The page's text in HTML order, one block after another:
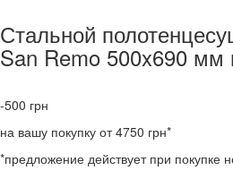
Стальной
San Remo 500x690
-500 грн
на вашу покупку от 4750 грн*
*предложение действует при покупке